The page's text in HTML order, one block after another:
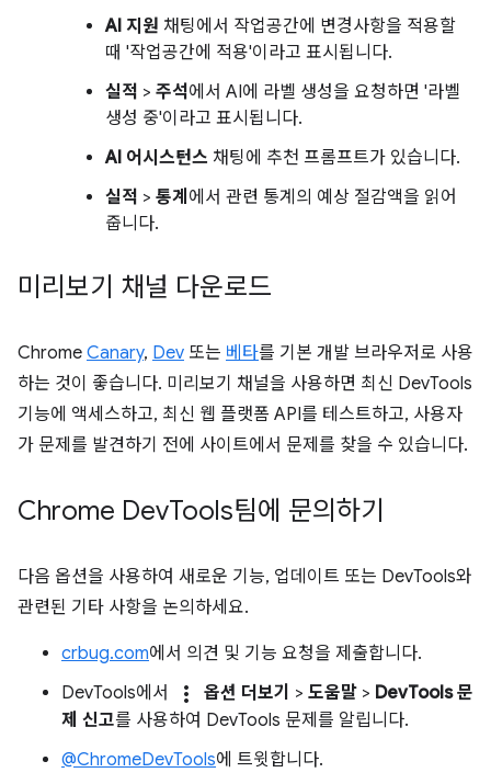
AI 지원 채팅에서 작업공간에 변경사항을 적용할
때 '작업공간에 적용'이라고 표시됩니다.
실적 > 주석에서 AI에 라벨 생성을 요청하면 '라벨
생성 중'이라고 표시됩니다.
AI 어시스턴스 채팅에 추천 프롬프트가 있습니다.
실적 > 통계 에서 관련 통계의 예상 절감액을 읽어
줍니다.
미리보기 채널 다운로드
Chrome Canary, Dev 또는 베타를 기본 개발 브라우저로 사용
하는 것이 좋습니다. 미리보기 채널을 사용하면 최신 DevTools
기능에 액세스하고, 최신 웹 플랫폼 API를 테스트하고, 사용자
가 문제를 발견하기 전에 사이트에서 문제를 찾을 수 있습니다.
Chrome DevTools팀에 문의하기
다음 옵션을 사용하여 새로운 기능, 업데이트 또는 DevTools와
관련된 기타 사항을 논의하세요.
crbug.com에서 의견 및 기능 요청을 제출합니다.
DevTools에서
more_vert 옵션 더보기 > 도움말 > DevTools 문
제 신고를 사용하여 DevTools 문제를 알립니다.
@ChromeDevTools에 트윗합니다.